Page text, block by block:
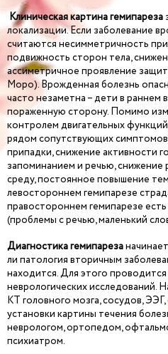
Клиническая картина гемипареза
локализации. Если заболевание
считаются несимметричность при
подвижность сторон тела,
ассиметричное проявление
Моро). Врожденная болезнь
часто незаметна – дети в раннем
пораженную сторону. Помимо
контролем двигательных
рядом сопутствующих
припадки, снижение активности
запоминанием и речью,
среду, постоянное повышение
левостороннем гемипарезе
правостороннем гемипарезе
(проблемы с речью, маленький
Диагностика гемипареза
ли патология вторичным
находится. Для этого
неврологических исследований.
КТ головного мозга, сосудов,
установки картины течения
неврологом, ортопедом,
психиатром.